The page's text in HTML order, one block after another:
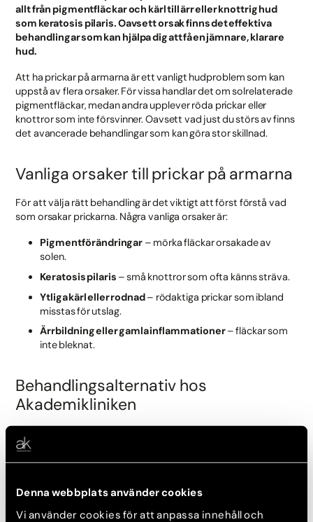
Denna webbplats använder cookies
Vi använder cookies för att anpassa innehåll och
allt från pigmentfläckar och kärl till ärr eller knottrig hud
som keratosis pilaris. Oavsett orsak finns det effektiva
behandlingar som kan hjälpa dig att få en jämnare, klarare
hud.
Att ha prickar på armarna är ett vanligt hudproblem som kan
uppstå av flera orsaker. För vissa handlar det om solrelaterade
pigmentfläckar, medan andra upplever röda prickar eller
knottror som inte försvinner. Oavsett vad just du störs av finns
det avancerade behandlingar som kan göra stor skillnad.
Vanliga orsaker till prickar på armarna
För att välja rätt behandling är det viktigt att först förstå vad
som orsakar prickarna. Några vanliga orsaker är:
Pigmentförändringar – mörka fläckar orsakade av
solen.
Keratosis pilaris – små knottror som ofta känns sträva.
Ytliga kärl eller rodnad– rödaktiga prickar som ibland
misstas för utslag.
Ärrbildning eller gamla inflammationer– fläckar som
inte bleknat.
Behandlingsalternativ hos
Akademikliniken
resultatinriktade behandlingar som kan förbättra huden på
armarna. Här är några av de mest effektiva alternativen
Secret RF – mot keratosis pilaris och ojämn textur